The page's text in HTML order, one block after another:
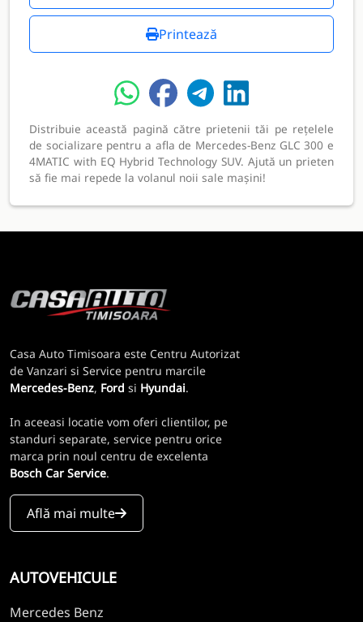
Printează
Distribuie această pagină către prietenii tăi pe rețelele
de socializare pentru a afla de Mercedes-Benz GLC 300 e
4MATIC with EQ Hybrid Technology SUV. Ajută un prieten
să fie mai repede la volanul noii sale mașini!
Casa Auto Timisoara este Centru Autorizat
de Vanzari si Service pentru marcile
Mercedes-Benz, Ford si Hyundai.
In aceeasi locatie vom oferi clientilor, pe
standuri separate, service pentru orice
marca prin noul centru de excelenta
Bosch Car Service.
Află mai multe
AUTOVEHICULE
Mercedes Benz